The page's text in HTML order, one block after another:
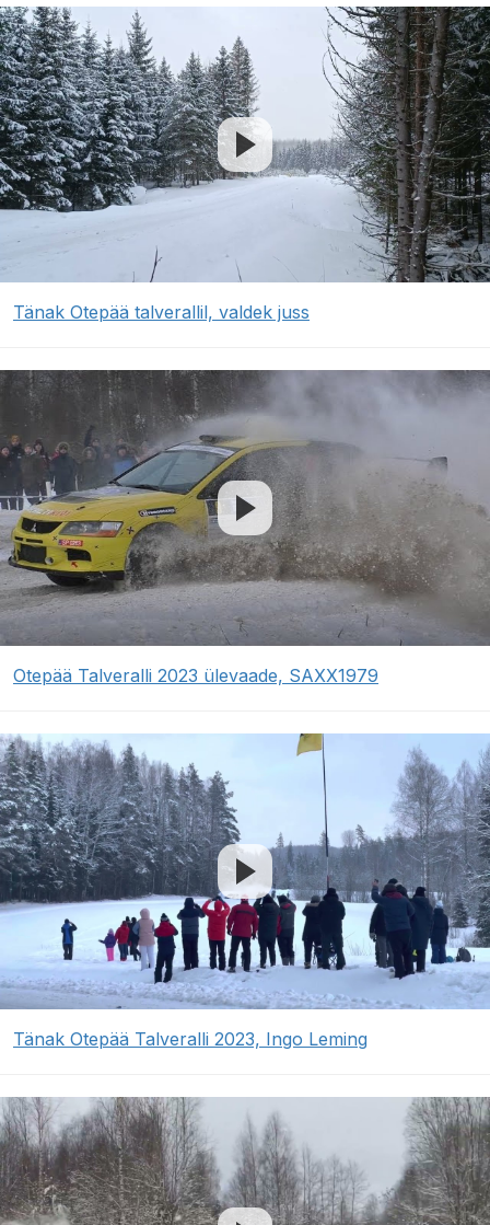
Tänak Otepää talverallil, valdek juss
Otepää Talveralli 2023 ülevaade, SAXX1979
Tänak Otepää Talveralli 2023, Ingo Leming